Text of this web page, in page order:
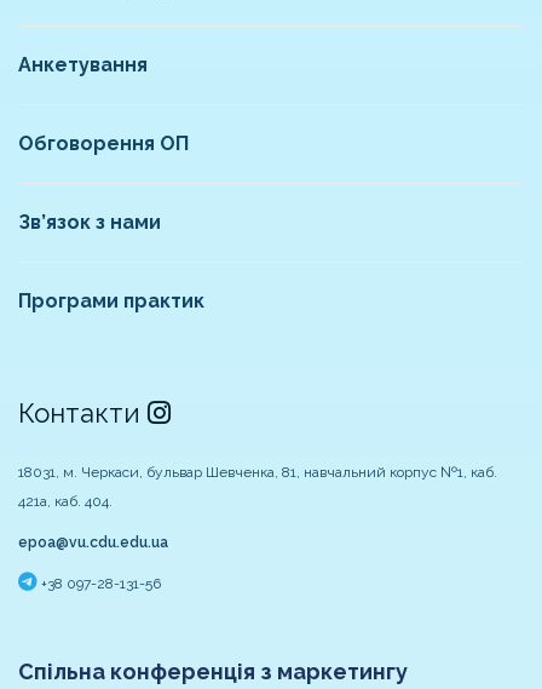
Анкетування
Обговорення ОП
Зв’язок з нами
Програми практик
Контакти
18031, м. Черкаси, бульвар Шевченка, 81, навчальний корпус №1, каб.
421а, каб. 404.
epoa@vu.cdu.edu.ua
+38 097-28-131-56
Спільна конференція з маркетингу